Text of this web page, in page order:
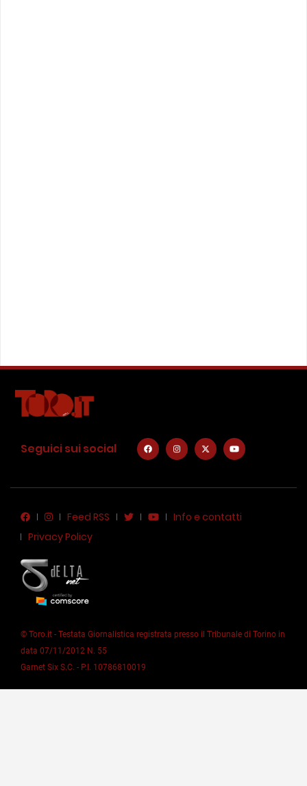
Seguici sui social
Feed RSS
Info e contatti
Privacy Policy
© Toro.it - Testata Giornalistica registrata presso il Tribunale di Torino in
data 07/11/2012 N. 55
Garnet Six S.C. - P.I. 10786810019